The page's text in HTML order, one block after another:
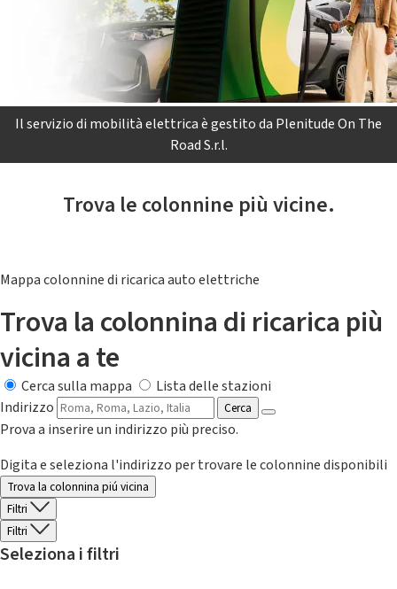
Il servizio di mobilità elettrica è gestito da Plenitude On The
Road S.r.l.
Trova le colonnine più vicine.
Mappa colonnine di ricarica auto elettriche
Trova la colonnina di ricarica più
vicina a te
Cerca sulla mappa
Lista delle stazioni
Indirizzo
Cerca
Prova a inserire un indirizzo più preciso.
Digita e seleziona l'indirizzo per trovare le colonnine disponibili
Trova la colonnina piú vicina
Filtri
Filtri
Seleziona i filtri